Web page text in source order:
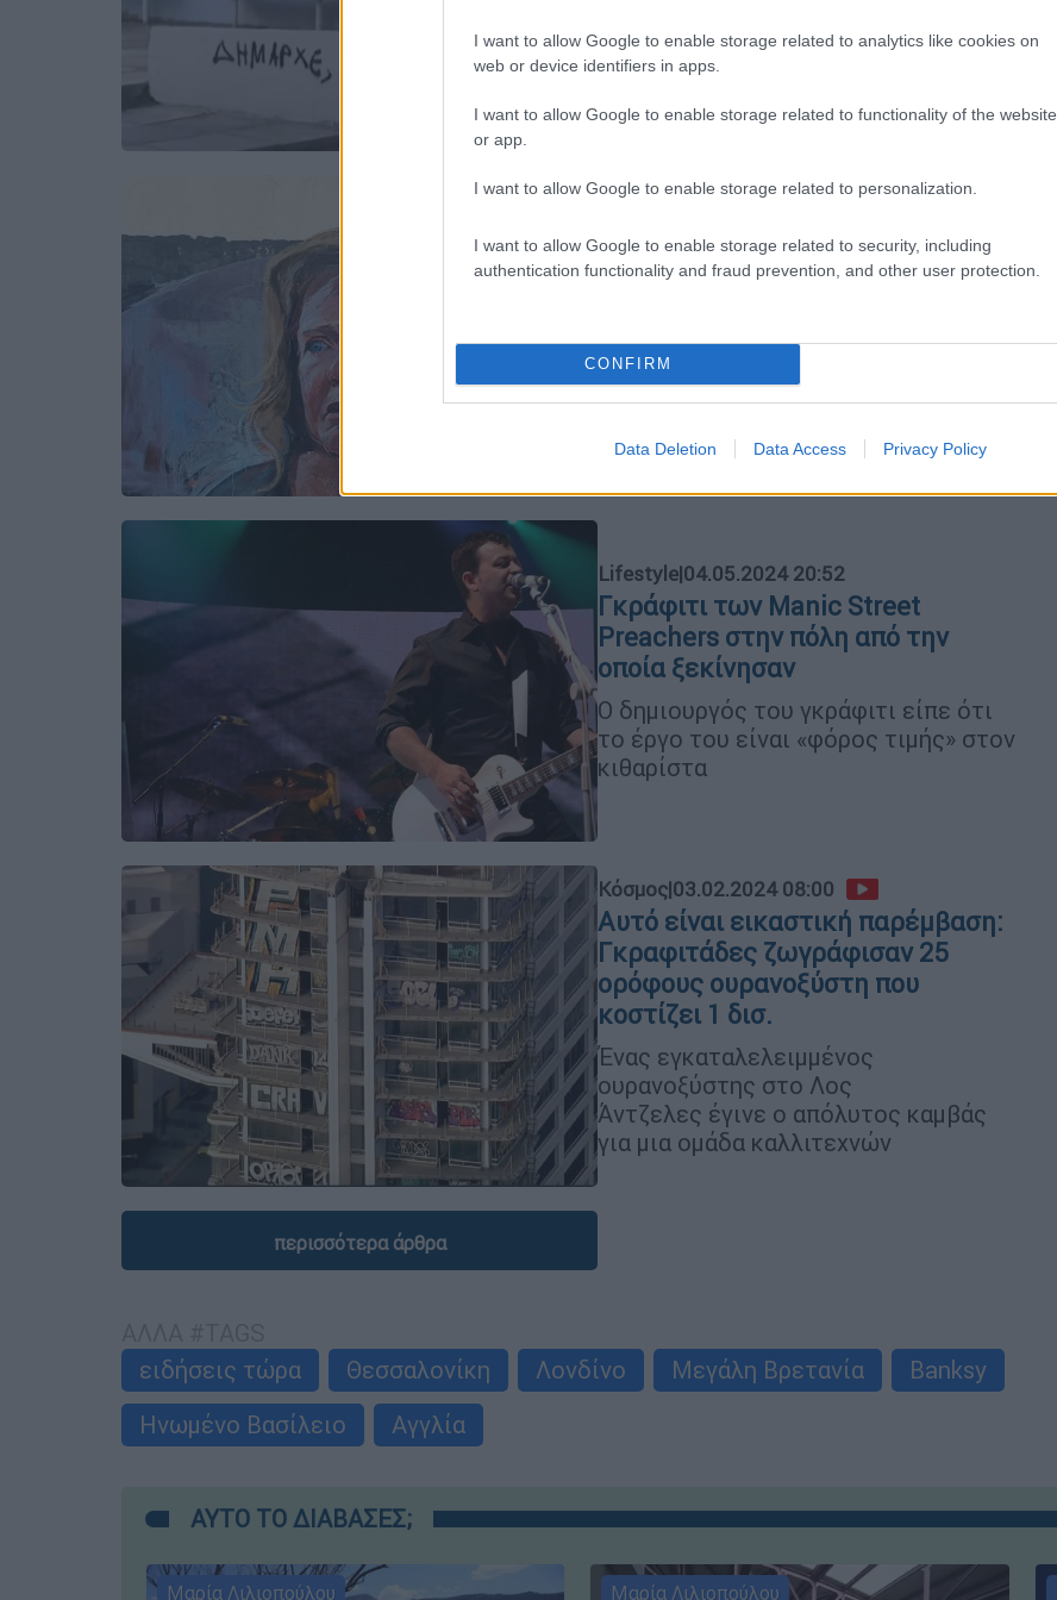
I want to allow Google to enable storage related to analytics like cookies on
web or device identifiers in apps.
I want to allow Google to enable storage related to functionality of the website
or app.
I want to allow Google to enable storage related to personalization.
I want to allow Google to enable storage related to security, including
authentication functionality and fraud prevention, and other user protection.
CONFIRM
Data Deletion Data Access Privacy Policy
Δεν τον άφησαν καθαρό ούτε 12
ώρες...
Γκράφιτι με τη Μαρία Καβογιάννη
Ενα ηχυρό μήνυμα για όλες τις
γυναίκες που είναι καθημερινά
Lifestyle|04.05.2024 20:52
Γκράφιτι των Manic Street
Preachers στην πόλη από την
οποία ξεκίνησαν
Ο δημιουργός του γκράφιτι είπε ότι
το έργο του είναι «φόρος τιμής» στον
κιθαρίστα
Κόσμος|03.02.2024 08:00
Αυτό είναι εικαστική παρέμβαση:
Γκραφιτάδες ζωγράφισαν 25
ορόφους ουρανοξύστη που
κοστίζει 1 δισ.
Ένας εγκαταλελειμμένος
ουρανοξύστης στο Λος
Άντζελες έγινε ο απόλυτος καμβάς
για μια ομάδα καλλιτεχνών
περισσότερα άρθρα
ειδήσεις τώρα
Θεσσαλονίκη Λονδίνο Μεγάλη Βρετανία
Banksy
Ηνωμένο Βασίλειο
Αγγλία
ΑΥΤΟ ΤΟ ΔΙΑΒΑΣΕΣ;
Μαρία Λιλιοπούλου Μαρία Λιλιοπούλου